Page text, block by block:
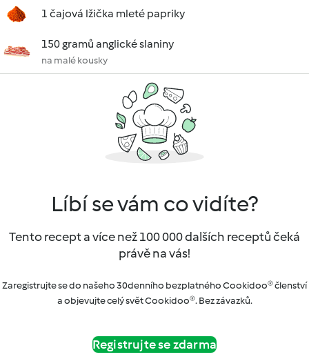
1 čajová lžička mleté papriky
150 gramů anglické slaniny
na malé kousky
Líbí se vám co vidíte?
Tento recept a více než 100 000 dalších receptů čeká
právě na vás!
Zaregistrujte se do našeho 30denního bezplatného Cookidoo® členství
a objevujte celý svět Cookidoo®. Bez závazků.
Registrujte se zdarma